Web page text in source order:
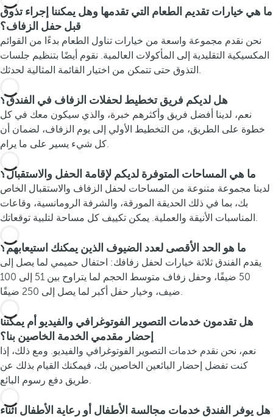
ما هي خيارات تقديم الطعام التي تقدمها وهل يمكننا إجراء تذوق
قبل حفل الزفاف؟
نحن نقدم مجموعة واسعة من خيارات تناول الطعام بدءًا من القوائم
المكسيكية التقليدية إلى المأكولات العالمية. نقوم أيضًا بتنظيم جلسات
التذوق حتى تتمكن من اختيار القائمة المثالية لحدثك.
هل لديكم فريق تخطيط لحفلات الزفاف في الفندق؟
نعم، لدينا أفضل فريق وأكثرهم خبرة، والذي سيكون معك في كل
خطوة على الطريق، من التخطيط الأولي إلى يوم الزفاف، لضمان أن
كل شيء يسير على ما يرام.
ما هي المساحات المتوفرة لديكم لإقامة الحفل والاستقبال؟
لدينا مجموعة متنوعة من المساحات لحفل الزفاف والاستقبال الخاص
بك، بما في ذلك الحديقة المورقة، والشرفة الرومانسية، وقاعات
المناسبات الأنيقة والعملية. يمكن تكييف كل مساحة لتلبية توقعاتك.
ما هو الحد الأقصى لعدد الضيوف الذين يمكنك استيعابهم؟
يقدم الفندق ثلاثة خيارات لحفل زفافك: احتفال حميمي لما يصل إلى
50 ضيفًا، وحفل زفاف متوسط الحجم لما يتراوح بين 51 إلى 100
ضيف، وخيار حفل أكبر لما يصل إلى 250 ضيفًا.
هل تقدمون خدمات التصوير الفوتوغرافي والفيديو أم يمكننا
إحضار مقدمي الخدمة الخاصين بنا؟
نعم، نحن نقدم خدمات التصوير الفوتوغرافي والفيديو. ومع ذلك، إذا
كنت تفضل إحضار البائعين الخاصين بك، فيمكنك القيام بذلك عن
طريق دفع رسوم البائع.
هل يوفر الفندق خدمات مجالسة الأطفال أو رعاية الأطفال أثناء